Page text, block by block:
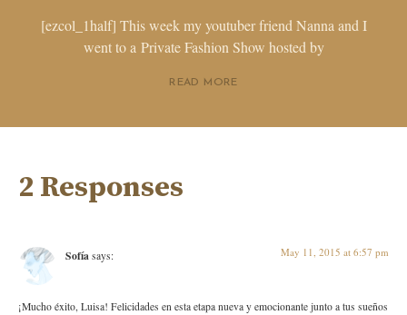
[ezcol_1half] This week my youtuber friend Nanna and I
went to a Private Fashion Show hosted by
READ MORE
2 Responses
Sofía says: May 11, 2015 at 6:57 pm
¡Mucho éxito, Luisa! Felicidades en esta etapa nueva y emocionante junto a tus sueños